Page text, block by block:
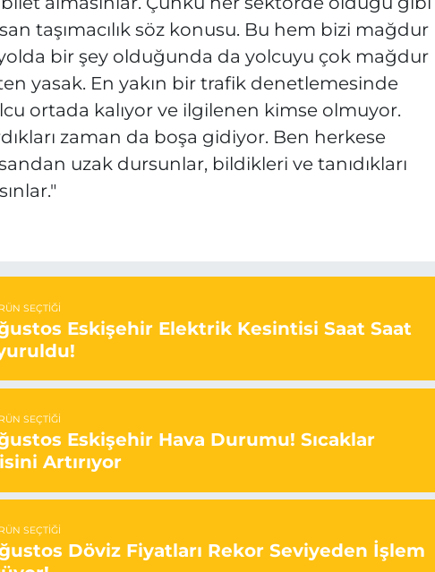
taşımacılık söz konusu. Bu hem bizi mağdur
bir şey olduğunda da yolcuyu çok mağdur
yasak. En yakın bir trafik denetlemesinde
ortada kalıyor ve ilgilenen kimse olmuyor.
zaman da boşa gidiyor. Ben herkese
uzak dursunlar, bildikleri ve tanıdıkları
SEÇTIĞI
Eskişehir Elektrik Kesintisi Saat Saat
SEÇTIĞI
Eskişehir Hava Durumu! Sıcaklar
Artırıyor
SEÇTIĞI
Döviz Fiyatları Rekor Seviyeden İşlem